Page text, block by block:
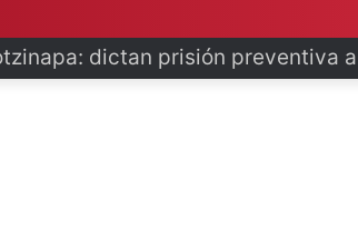
se disculpa tras polémico